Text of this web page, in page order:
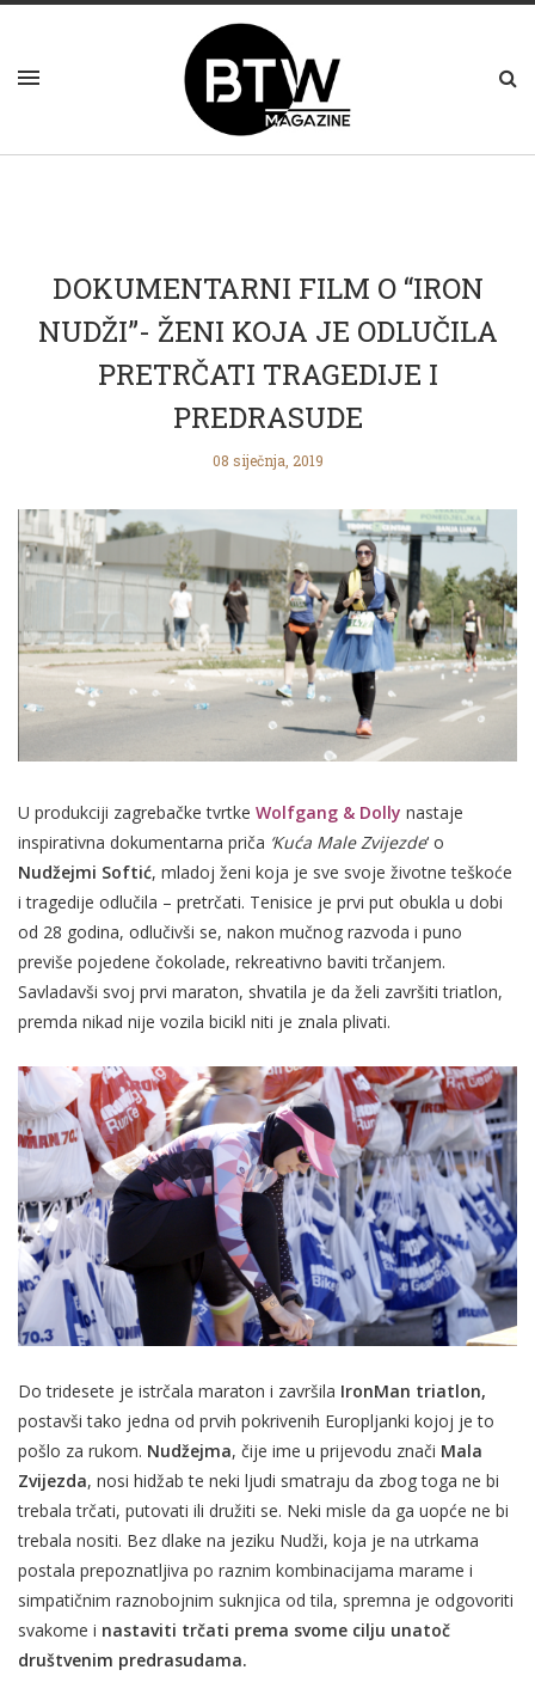
DOKUMENTARNI FILM O “IRON
NUDŽI”- ŽENI KOJA JE ODLUČILA
PRETRČATI TRAGEDIJE I
PREDRASUDE
08 siječnja, 2019
U produkciji zagrebačke tvrtke Wolfgang & Dolly nastaje
inspirativna dokumentarna priča Kuća Male Zvijezde‘ o
Nudžejmi Softić, mladoj ženi koja je sve svoje životne teškoće
i tragedije odlučila – pretrčati. Tenisice je prvi put obukla u dobi
od 28 godina, odlučivši se, nakon mučnog razvoda i puno
previše pojedene čokolade, rekreativno baviti trčanjem.
Savladavši svoj prvi maraton, shvatila je da želi završiti triatlon,
premda nikad nije vozila bicikl niti je znala plivati.
Do tridesete je istrčala maraton i završila IronMan triatlon,
postavši tako jedna od prvih pokrivenih Europljanki kojoj je to
pošlo za rukom. Nudžejma, čije ime u prijevodu znači Mala
Zvijezda, nosi hidžab te neki ljudi smatraju da zbog toga ne bi
trebala trčati, putovati ili družiti se. Neki misle da ga uopće ne bi
trebala nositi. Bez dlake na jeziku Nudži, koja je na utrkama
postala prepoznatljiva po raznim kombinacijama marame i
simpatičnim raznobojnim suknjica od tila, spremna je odgovoriti
svakome i nastaviti trčati prema svome cilju unatoč
društvenim predrasudama.